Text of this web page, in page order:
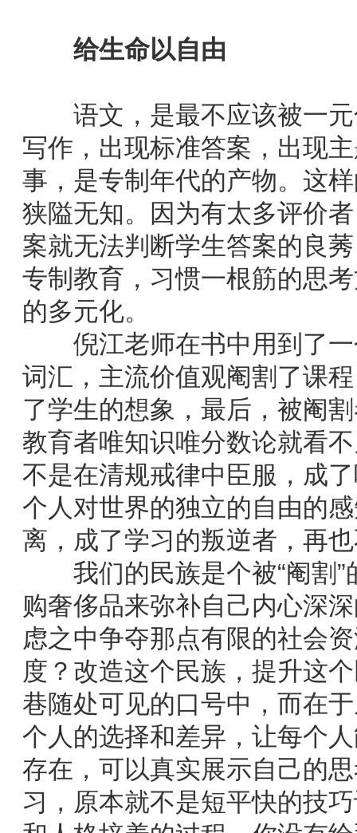
给生命以自由
语文，是最不应该被一元
写作，出现标准答案，出现
事，是专制年代的产物。这
狭隘无知。因为有太多评价
案就无法判断学生答案的良
专制教育，习惯一根筋的思
的多元化。
倪江老师在书中用到了一
词汇，主流价值观阉割了课
了学生的想象，最后，被阉
教育者唯知识唯分数论就看
不是在清规戒律中臣服，成
个人对世界的独立的自由的
离，成了学习的叛逆者，再
我们的民族是个被“阉割”
购奢侈品来弥补自己内心深
虑之中争夺那点有限的社会
度？改造这个民族，提升这
巷随处可见的口号中，而在
个人的选择和差异，让每个
存在，可以真实展示自己的
习，原本就不是短平快的技